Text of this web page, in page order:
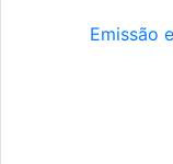
Emissão